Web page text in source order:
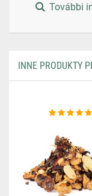
További
INNE PRODUKTY